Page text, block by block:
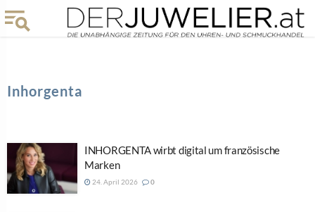
Inhorgenta
INHORGENTA wirbt digital um französische
Marken
24. April 2026 0